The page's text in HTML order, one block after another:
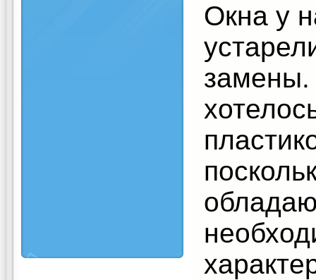
Окна у
замены.